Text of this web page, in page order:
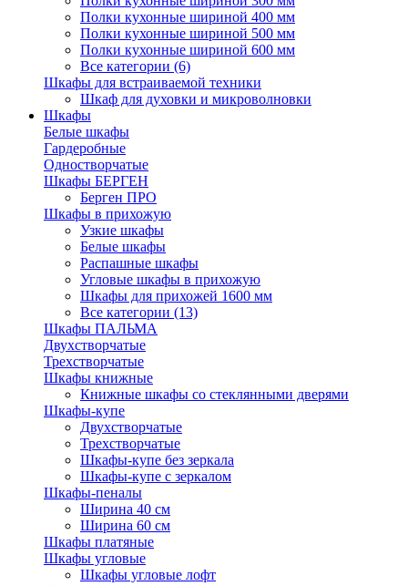
Полки кухонные шириной 400 мм
Полки кухонные шириной 500 мм
Полки кухонные шириной 600 мм
Все категории (6)
Шкафы для встраиваемой техники
Шкаф для духовки и микроволновки
Шкафы
Белые шкафы
Гардеробные
Одностворчатые
Шкафы БЕРГЕН
Берген ПРО
Шкафы в прихожую
Узкие шкафы
Белые шкафы
Распашные шкафы
Угловые шкафы в прихожую
Шкафы для прихожей 1600 мм
Все категории (13)
Шкафы ПАЛЬМА
Двухстворчатые
Трехстворчатые
Шкафы книжные
Книжные шкафы со стеклянными дверями
Шкафы-купе
Двухстворчатые
Трехстворчатые
Шкафы-купе без зеркала
Шкафы-купе с зеркалом
Шкафы-пеналы
Ширина 40 см
Ширина 60 см
Шкафы платяные
Шкафы угловые
Шкафы угловые лофт